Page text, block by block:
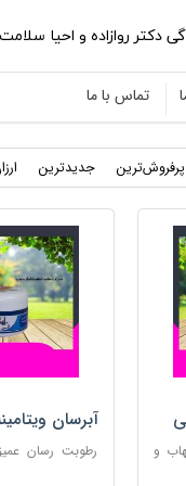
دکتر روازاده و احیا
تماس با ما
پرفروش‌ترین جدید‌ترین
و
آبرسان
رطوبت رسان